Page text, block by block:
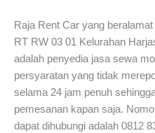
Raja Rent Car yang
RT RW 03 01 Kelurahan
adalah penyedia jasa sewa
persyaratan yang tidak
selama 24 jam penuh
pemesanan kapan saja.
dapat dihubungi adalah 0812